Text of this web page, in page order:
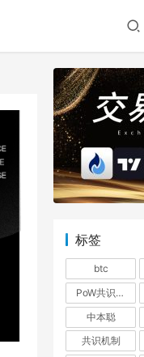
标签
btc
PoW共识机制
中本聪
共识机制